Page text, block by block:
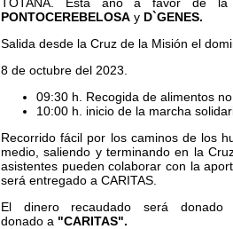
PONTOCEREBELOSA y D`GENES.
Salida desde la Cruz de la Misión el
8 de octubre del 2023.
09:30 h. Recogida de alimentos
10:00 h. inicio de la marcha
Recorrido fácil por los caminos de los
medio, saliendo y terminando en la
asistentes pueden colaborar con la
será entregado a CARITAS.
El dinero recaudado será
donado a "CARITAS".